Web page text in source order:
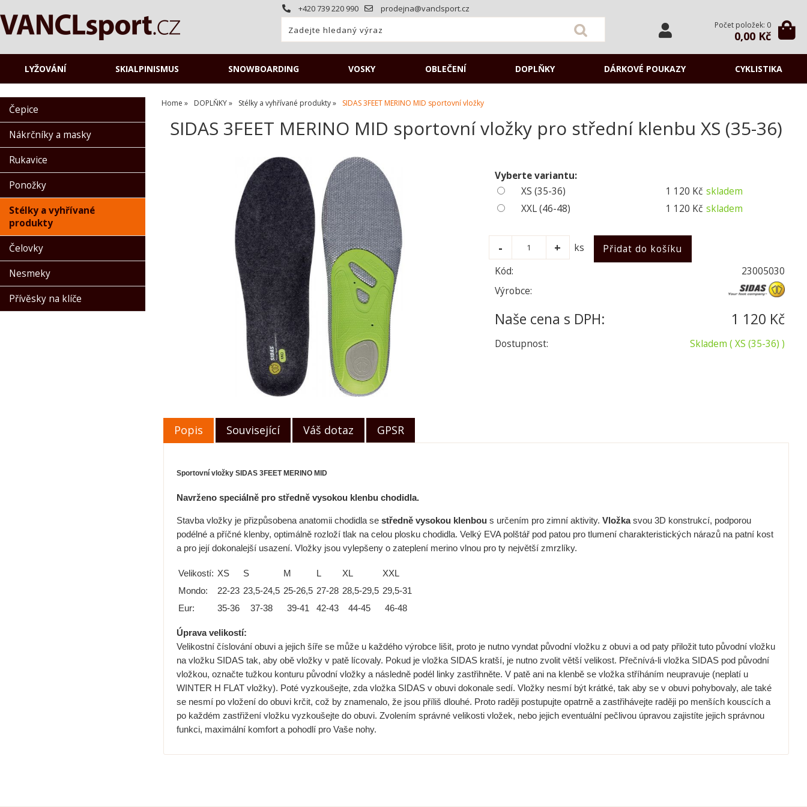
+420 739 220 990 prodejna@vanclsport.cz
Počet položek: 0
0,00 Kč
LYŽOVÁNÍ SKIALPINISMUS SNOWBOARDING VOSKY OBLEČENÍ DOPLŇKY DÁRKOVÉ POUKAZY CYKLISTIKA
Home DOPLŇKY Stélky a vyhřívané produkty SIDAS 3FEET MERINO MID sportovní vložky
SIDAS 3FEET MERINO MID sportovní vložky pro střední klenbu XS (35-36)
Vyberte variantu:
XS (35-36)
1 120 Kč skladem
XXL (46-48)
1 120 Kč skladem
ks
Kód:
23005030
Výrobce:
Naše cena s DPH: 1 120 Kč
Dostupnost: Skladem ( XS (35-36) )
Popis Související Váš dotaz GPSR
Sportovní vložky SIDAS 3FEET MERINO MID
Navrženo speciálně pro středně vysokou klenbu chodidla.
Stavba vložky je přizpůsobena anatomii chodidla sestředně vysokou klenbou s určením pro zimní aktivity.Vložkasvou 3D konstrukcí, podporou
podélné a příčné klenby, optimálně rozloží tlak na celou plosku chodidla. Velký EVA polštář pod patou pro tlumení charakteristických nárazů na patní kost
a pro její dokonalejší usazení. Vložky jsou vylepšeny o zateplení merino vlnou pro ty největší zmrzlíky.
Velikostí: XS S M L XL
XXL
Mondo:
22-23 23,5-24,5 25-26,5 27-28 28,5-29,5 29,5-31
Eur:
35-36 37-38 39-41 42-43 44-45 46-48
Úprava velikostí:
Velikostní číslování obuvi a jejich šíře se může u každého výrobce lišit, proto je nutno vyndat původní vložku z obuvi a od paty přiložit tuto původní vložku
na vložku SIDAS tak, aby obě vložky v patě lícovaly. Pokud je vložka SIDAS kratší, je nutno zvolit větší velikost. Přečnívá-li vložka SIDAS pod původní
vložkou, označte tužkou konturu původní vložky a následně podél linky zastřihněte. V patě ani na klenbě se vložka stříháním neupravuje (neplatí u
WINTER H FLAT vložky). Poté vyzkoušejte, zda vložka SIDAS v obuvi dokonale sedí. Vložky nesmí být krátké, tak aby se v obuvi pohybovaly, ale také
se nesmí po vložení do obuvi krčit, což by znamenalo, že jsou příliš dlouhé. Proto raději postupujte opatrně a zastřihávejte raději po menších kouscích a
po každém zastřižení vložku vyzkoušejte do obuvi. Zvolením správné velikosti vložek, nebo jejich eventuální pečlivou úpravou zajistíte jejich správnou
funkci, maximální komfort a pohodlí pro Vaše nohy.
Čepice
Nákrčníky a masky
Rukavice
Ponožky
Stélky a vyhřívané
produkty
Čelovky
Nesmeky
Přívěsky na klíče